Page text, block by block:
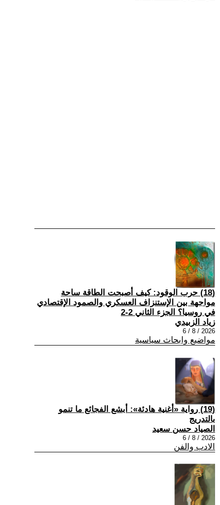
(18) حرب الوقود: كيف أصبحت الطاقة ساحة
مواجهة بين الإستنزاف العسكري والصمود الإقتصادي
في روسيا؟ الجزء الثاني 2-2
زياد الزبيدي
2026 / 8 / 6
مواضيع وابحاث سياسية
(19) رواية «أغنية هادئة»: أبشع الفجائع ما تنمو
بالتدريج
الصياد حسن سعيد
2026 / 8 / 6
الادب والفن